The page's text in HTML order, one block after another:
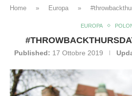
Home » Europa »
EUROPA
Published: 17 Ottobre 2019